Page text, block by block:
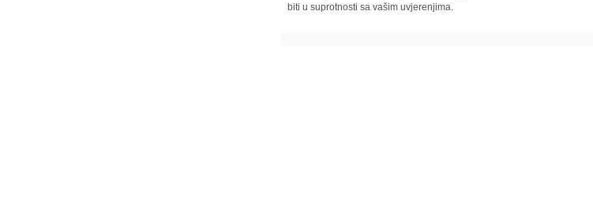
biti u suprotnosti sa vašim uvjerenjima.